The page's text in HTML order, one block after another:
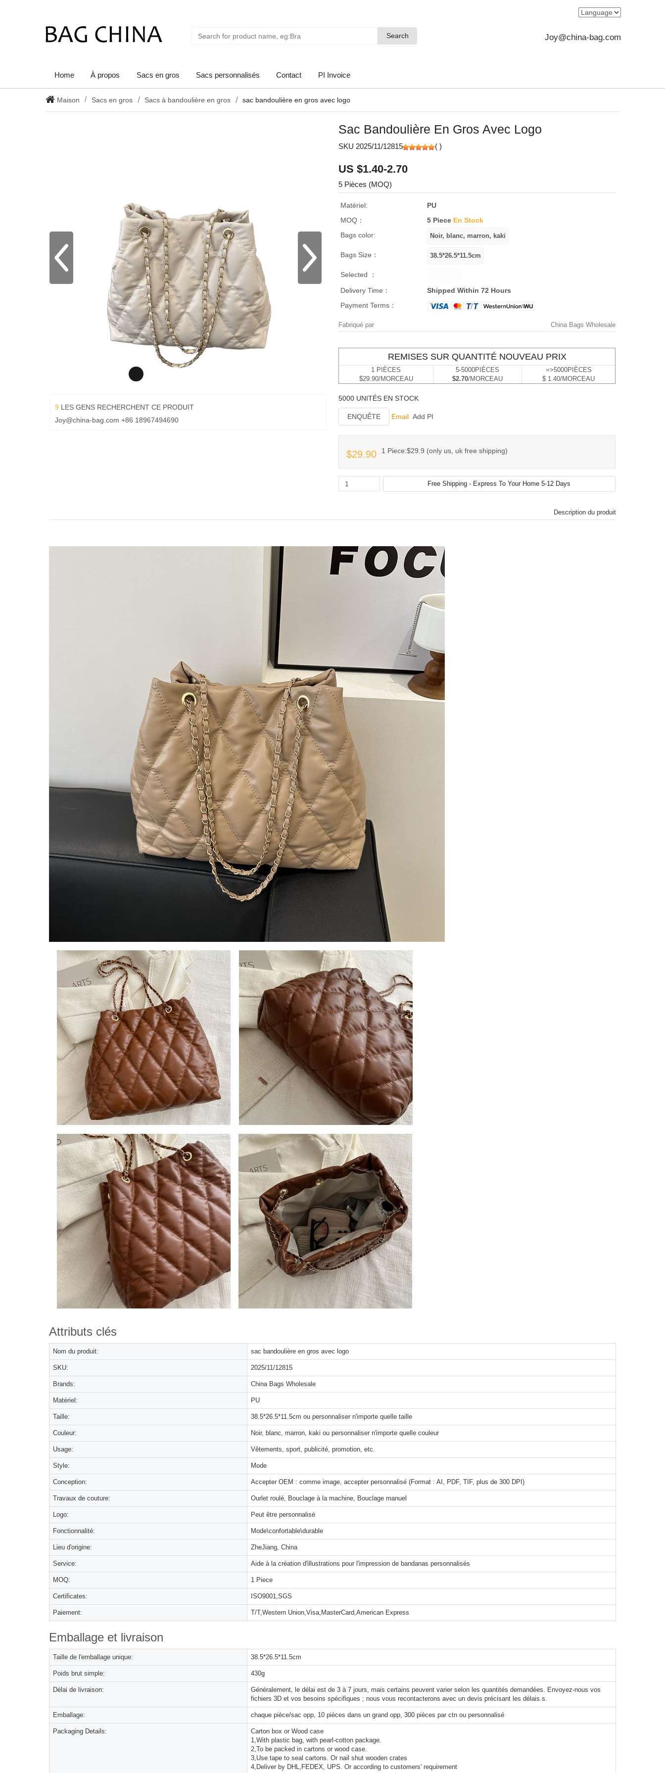
Search
Search Joy@china-bag.com
Home À propos Sacs en gros Sacs personnalisés Contact PI Invoice
Maison Sacs en gros Sacs à bandoulière en gros sac bandoulière en gros avec logo
9 LES GENS RECHERCHENT CE PRODUIT
Joy@china-bag.com +86 18967494690
Sac Bandoulière En Gros Avec Logo
SKU 2025/11/12815 ( )
US $1.40-2.70
5 Pièces (MOQ)
Matériel:
PU
MOQ：
5 Piece En Stock
Bags color:
Bags Size：
Selected ：
Delivery Time：
Shipped Within 72 Hours
Payment Terms：
Fabriqué par China Bags Wholesale
REMISES SUR QUANTITÉ NOUVEAU PRIX
1 PIÈCES
$29.90/MORCEAU
5-5000PIÈCES
$2.70/MORCEAU
=>5000PIÈCES
$ 1.40/MORCEAU
5000 UNITÉS EN STOCK
ENQUÊTE Email Add PI
$29.90 1 Piece:$29.9 (only us, uk free shipping)
Description du produit
Attributs clés
Nom du produit: sac bandoulière en gros avec logo
SKU: 2025/11/12815
Brands: China Bags Wholesale
Matériel: PU
Taille: 38.5*26.5*11.5cm ou personnaliser n'importe quelle taille
Couleur: Noir, blanc, marron, kaki ou personnaliser n'importe quelle couleur
Usage: Vêtements, sport, publicité, promotion, etc.
Style: Mode
Conception: Accepter OEM : comme image, accepter personnalisé (Format : AI, PDF, TIF, plus de 300 DPI)
Travaux de couture: Ourlet roulé, Bouclage à la machine, Bouclage manuel
Logo: Peut être personnalisé
Fonctionnalité: Mode\confortable\durable
Lieu d'origine: ZheJiang, China
Service: Aide à la création d'illustrations pour l'impression de bandanas personnalisés
MOQ: 1 Piece
Certificates: ISO9001,SGS
Paiement: T/T,Western Union,Visa,MasterCard,American Express
Emballage et livraison
Taille de l'emballage unique: 38.5*26.5*11.5cm
Poids brut simple: 430g
Délai de livraison:
Généralement, le délai est de 3 à 7 jours, mais certains peuvent varier selon les quantités demandées. Envoyez-nous vos
fichiers 3D et vos besoins spécifiques ; nous vous recontacterons avec un devis précisant les délais.s.
Emballage: chaque pièce/sac opp, 10 pièces dans un grand opp, 300 pièces par ctn ou personnalisé
Packaging Details:
Carton box or Wood case
1,With plastic bag, with pearl-cotton package.
2,To be packed in cartons or wood case.
3,Use tape to seal cartons. Or nail shut wooden crates
4,Deliver by DHL,FEDEX, UPS. Or according to customers' requirement